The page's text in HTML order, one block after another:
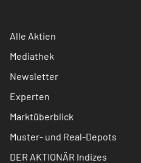
Alle Aktien
Mediathek
Newsletter
Experten
Marktüberblick
Muster- und Real-Depots
DER AKTIONÄR Indizes